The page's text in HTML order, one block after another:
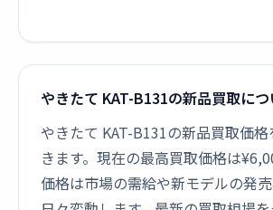
やきたて KAT-B131の新品買取につ
やきたて KAT-B131の新品買取価
きます。現在の最高買取価格は
価格は市場の需給や新モデルの発